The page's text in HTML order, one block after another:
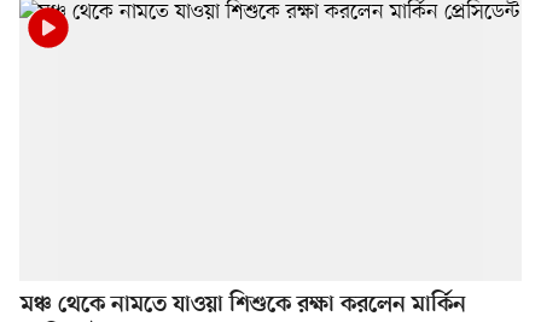
মঞ্চ থেকে নামতে যাওয়া শিশুকে রক্ষা করলেন মার্কিন